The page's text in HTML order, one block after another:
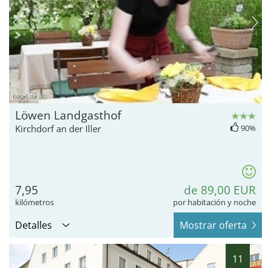
hotel.de
Löwen Landgasthof
Kirchdorf an der Iller 90%
7,95
kilómetros
de 89,00 EUR
por habitación y noche
Detalles Mostrar oferta
11